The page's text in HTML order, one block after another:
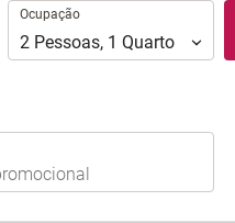
Ocupação
Ocupação
2 Pessoas, 1 Quarto